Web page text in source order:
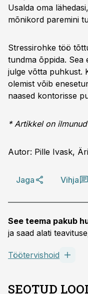
Usalda oma
mõnikord paremini
Stressirohke töö
tundma õppida. Sea
julge võtta puhkust.
olemist võib
naased kontorisse
* Artikkel on
Autor: Pille Ivask,
Jaga Vihja
See teema pakub
ja saad alati
Töötervishoid
SEOTUD